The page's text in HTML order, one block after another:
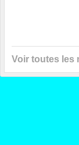
Voir toutes les